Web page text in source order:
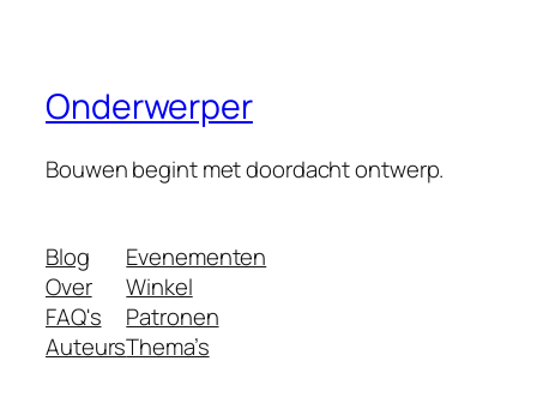
Onderwerper
Bouwen begint met doordacht ontwerp.
Blog
Over
FAQ's
Auteurs
Evenementen
Winkel
Patronen
Thema’s